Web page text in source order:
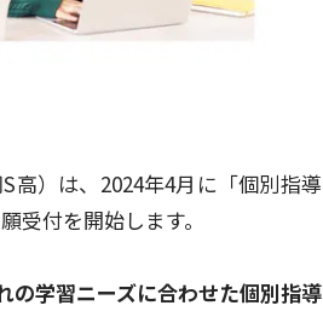
高）は、2024年4月に「個別指導
受付を開始します。
学習ニーズに合わせた個別指導